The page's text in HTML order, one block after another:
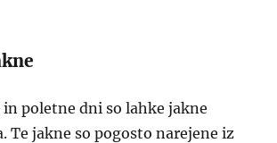
in poletne dni so lahke jakne
Te jakne so pogosto narejene iz